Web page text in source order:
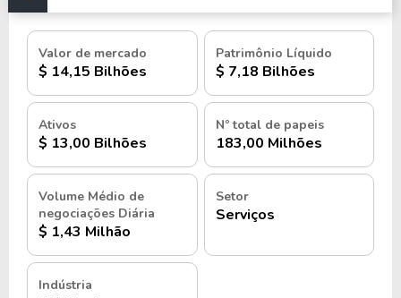
Valor de mercado
$ 14,15 Bilhões
Patrimônio Líquido
$ 7,18 Bilhões
Ativos
$ 13,00 Bilhões
Nº total de papeis
183,00 Milhões
Volume Médio de
negociações Diária
$ 1,43 Milhão
Setor
Serviços
Indústria